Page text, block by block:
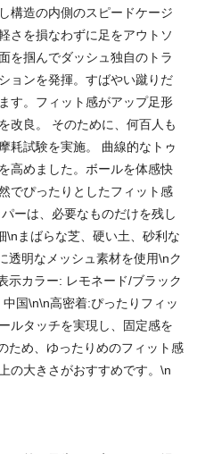
構造の内側のスピードケージ
さを損なわずに足をアウトソ
を掴んでダッシュ独自のトラ
ョンを発揮。すばやい蹴りだ
す。フィット感がアップ足形
改良。 そのために、何百人も
耗試験を実施。 曲線的なトゥ
高めました。ボールを体感快
でぴったりとしたフィット感
ーは、必要なものだけを残し
\nまばらな芝、硬い土、砂利な
透明なメッシュ素材を使用\nク
示カラー: レモネード/ブラック
国\n\n高密着:ぴったりフィッ
ルタッチを実現し、固定感を
ため、ゆったりめのフィット感
の大きさがおすすめです。\n